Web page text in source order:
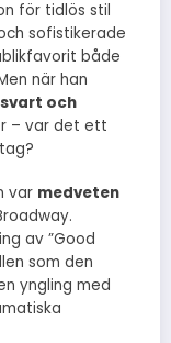
för tidlös stil
sofistikerade
både
när han
och
– var det ett
var medveten
av ”Good
som den
yngling med